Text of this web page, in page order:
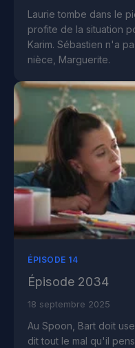
Laurie tombe dans le
profite de la situation
Karim. Sébastien n'a
nièce, Marguerite.
ÉPISODE 14
Épisode 2034
18 septembre 2025
Au Spoon, Bart doit
dit tout le mal qu'il